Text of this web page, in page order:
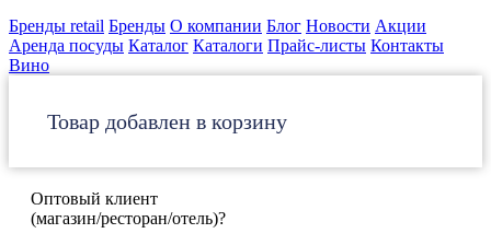
Бренды retail Бренды О компании Блог Новости Акции
Аренда посуды Каталог Каталоги Прайс-листы Контакты
Вино
Товар добавлен в корзину
Оптовый клиент
(магазин/ресторан/отель)?